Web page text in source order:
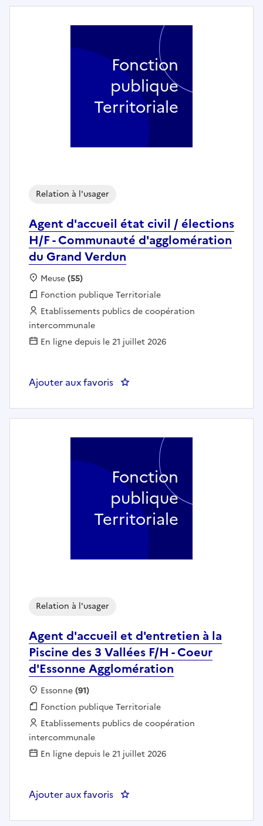
Agent d'accueil état civil / élections
H/F - Communauté d'agglomération
du Grand Verdun
Relation à l'usager
Localisation :
Meuse(55)
Fonction publique :
Fonction publique Territoriale
Employeur :
Etablissements publics de coopération
intercommunale
En ligne depuis le 21 juillet 2026
Ajouter aux favoris : Agent d'accueil état civil /
Fonction
publique
Territoriale
Agent d'accueil et d'entretien à la
Piscine des 3 Vallées F/H - Coeur
d'Essonne Agglomération
Relation à l'usager
Localisation :
Essonne(91)
Fonction publique :
Fonction publique Territoriale
Employeur :
Etablissements publics de coopération
intercommunale
En ligne depuis le 21 juillet 2026
Ajouter aux favoris : Agent d'accueil et d'entretien
Fonction
publique
Territoriale